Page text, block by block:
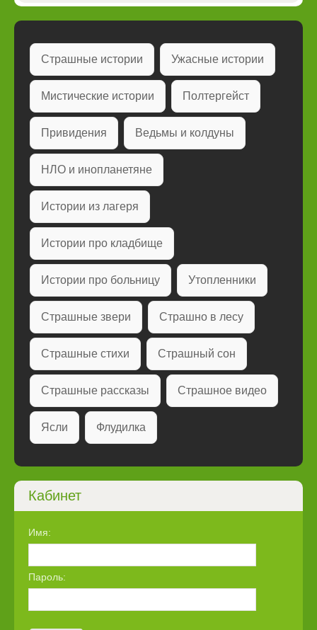
Страшные истории Ужасные истории
Мистические истории Полтергейст
Привидения Ведьмы и колдуны
НЛО и инопланетяне
Истории из лагеря
Истории про кладбище
Истории про больницу Утопленники
Страшные звери Страшно в лесу
Страшные стихи Страшный сон
Страшные рассказы Страшное видео
Ясли Флудилка
Кабинет
Имя:
Пароль: